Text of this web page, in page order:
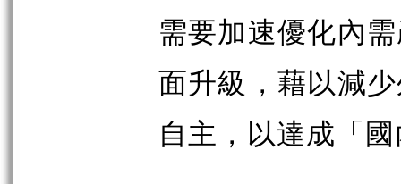
需要加速優化內
面升級，藉以減
自主，以達成「